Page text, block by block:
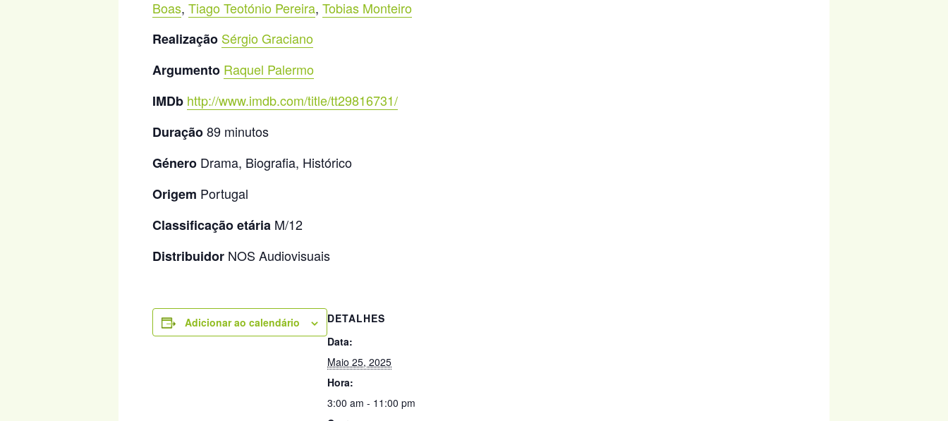
Boas, Tiago Teotónio Pereira, Tobias Monteiro
Realização Sérgio Graciano
Argumento Raquel Palermo
IMDb http://www.imdb.com/title/tt29816731/
Duração89 minutos
Género Drama, Biografia, Histórico
Origem Portugal
Classificação etária M/12
Distribuidor NOS Audiovisuais
Adicionar ao calendário
DETALHES
Data:
Maio 25, 2025
Hora:
3:00 am - 11:00 pm